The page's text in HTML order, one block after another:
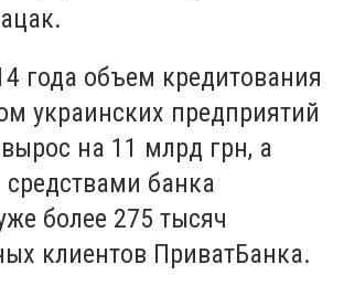
года объем кредитования
украинских предприятий
на 11 млрд грн, а
банка
более 275 тысяч
клиентов ПриватБанка.